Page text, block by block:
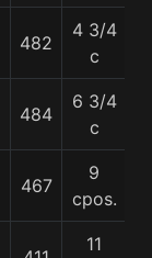
482
4 3/4
c
484
6 3/4
c
467
9
cpos.
11